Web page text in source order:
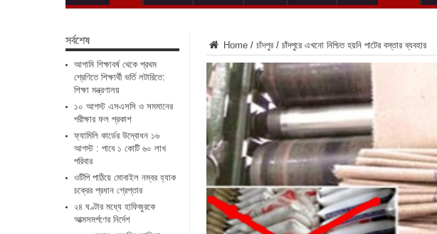
Home / চাঁদপুর / চাঁদপুরে এখনো নিশ্চিত হয়নি পাটের বস্তার ব্যবহার
সর্বশেষ
আগামি শিক্ষাবর্ষ থেকে প্রথম
শ্রেণিতে শিক্ষার্থী ভর্তি লটারিতে:
শিক্ষা মন্ত্রণালয়
১০ আগস্ট এসএসসি ও সমমানের
পরীক্ষার ফল প্রকাশ
ফ্যামিলি কার্ডের উদ্বোধন ১৬
আগস্ট : পাবে ১ কোটি ৬০ লাখ
পরিবার
ওটিপি পাঠিয়ে মোবাইল নম্বর হ্যাক
চক্রের প্রধান গ্রেপ্তার
২৪ ঘণ্টার মধ্যে হাফিজুরকে
আত্মসমর্পণের নির্দেশ